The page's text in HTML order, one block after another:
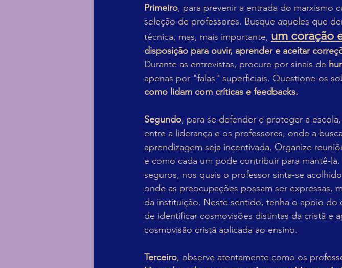
Primeiro, para prevenir a entrada do marxismo
seleção de professores. Busque aqueles que
técnica, mas, mais importante, um coração
disposição para ouvir, aprender e aceitar
Durante as entrevistas, procure por sinais de
apenas por "falas" superficiais. Questione-os
como lidam com críticas e feedbacks.
Segundo, para se defender e proteger a
entre a liderança e os professores, onde a
aprendizagem seja incentivada. Organize
e como cada um pode contribuir para mantê-
seguros, nos quais o professor sinta-se
onde as preocupações possam ser expressas,
da instituição. Neste sentido, tenha o apoio do
de identificar cosmovisões distintas da cristã e
cosmovisão cristã aplicada ao ensino.
Terceiro, observe atentamente como os